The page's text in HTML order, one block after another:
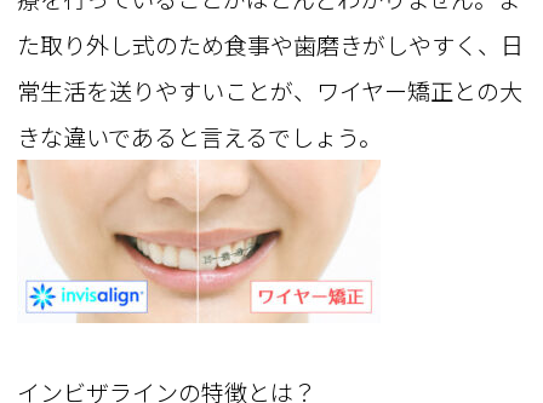
た取り外し式のため食事や歯磨きがしやすく、日
常生活を送りやすいことが、ワイヤー矯正との大
きな違いであると言えるでしょう。
インビザラインの特徴とは？